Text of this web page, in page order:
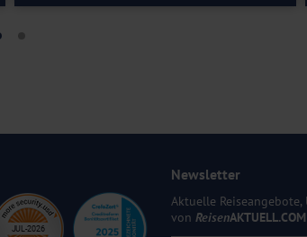
Newsletter
Aktuelle
von ReisenAKTUELL.COM